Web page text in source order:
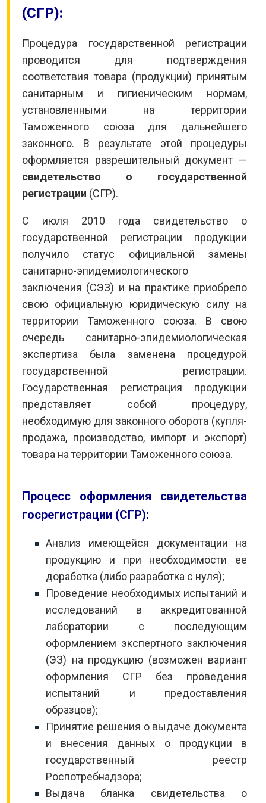
(СГР):
Процедура государственной регистрации
проводится для подтверждения
соответствия товара (продукции) принятым
санитарным и гигиеническим нормам,
установленными на территории
Таможенного союза для дальнейшего
законного. В результате этой процедуры
оформляется разрешительный документ —
свидетельство о государственной
регистрации (СГР).
С июля 2010 года свидетельство о
государственной регистрации продукции
получило статус официальной замены
санитарно-эпидемиологического
заключения (СЭЗ) и на практике приобрело
свою официальную юридическую силу на
территории Таможенного союза. В свою
очередь санитарно-эпидемиологическая
экспертиза была заменена процедурой
государственной регистрации.
Государственная регистрация продукции
представляет собой процедуру,
необходимую для законного оборота (купля-
продажа, производство, импорт и экспорт)
товара на территории Таможенного союза.
Процесс оформления свидетельства
госрегистрации (СГР):
Анализ имеющейся документации на
продукцию и при необходимости ее
доработка (либо разработка с нуля);
Проведение необходимых испытаний и
исследований в аккредитованной
лаборатории с последующим
оформлением экспертного заключения
(ЭЗ) на продукцию (возможен вариант
оформления СГР без проведения
испытаний и предоставления
образцов);
Принятие решения о выдаче документа
и внесения данных о продукции в
государственный реестр
Роспотребнадзора;
Выдача бланка свидетельства о